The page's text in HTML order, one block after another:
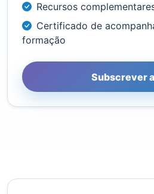
Recursos
Certificado de
formação
Subscrever